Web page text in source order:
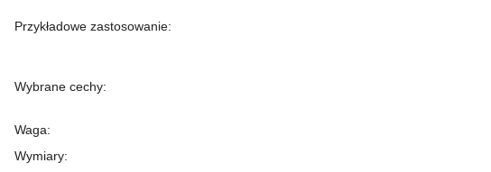
Przykładowe zastosowanie:
Wybrane cechy:
Waga:
Wymiary: